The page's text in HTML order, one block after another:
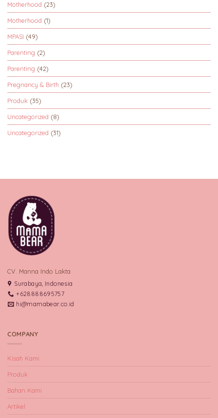
Motherhood (23)
Motherhood (1)
MPASI (49)
Parenting (2)
Parenting (42)
Pregnancy & Birth (23)
Produk (35)
Uncategorized (8)
Uncategorized (31)
CV. Manna Indo Lakta
Surabaya, Indonesia
+628888695757
hi@mamabear.co.id
COMPANY
Kisah Kami
Produk
Bahan Kami
Artikel